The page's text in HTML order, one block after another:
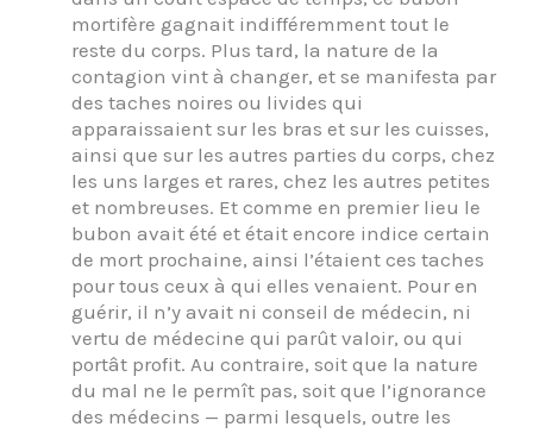
mortifère gagnait indifféremment tout le
reste du corps. Plus tard, la nature de la
contagion vint à changer, et se manifesta par
des taches noires ou livides qui
apparaissaient sur les bras et sur les cuisses,
ainsi que sur les autres parties du corps, chez
les uns larges et rares, chez les autres petites
et nombreuses. Et comme en premier lieu le
bubon avait été et était encore indice certain
de mort prochaine, ainsi l’étaient ces taches
pour tous ceux à qui elles venaient. Pour en
guérir, il n’y avait ni conseil de médecin, ni
vertu de médecine qui parût valoir, ou qui
portât profit. Au contraire, soit que la nature
du mal ne le permît pas, soit que l’ignorance
des médecins — parmi lesquels, outre les